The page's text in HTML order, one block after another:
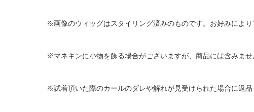
※画像のウィッグはスタイリング済みのものです。お好みにより
※マネキンに小物を飾る場合がございますが、商品には含みませ
※試着頂いた際のカールのダレや解れが見受けられた場合に返